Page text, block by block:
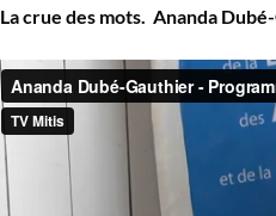
crue des mots. Ananda